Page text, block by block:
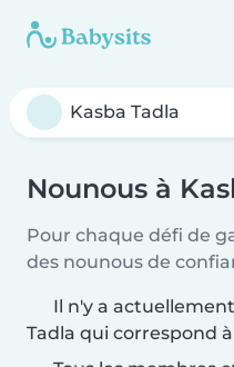
Nounous à
Pour chaque défi de
des nounous de
Il n'y a
Tadla qui correspond